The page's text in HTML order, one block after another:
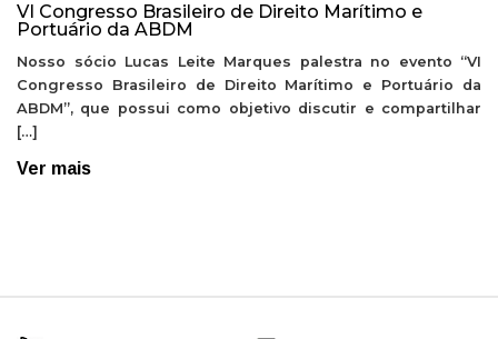
VI Congresso Brasileiro de Direito Marítimo e
Portuário da ABDM
Nosso sócio Lucas Leite Marques palestra no evento “VI
Congresso Brasileiro de Direito Marítimo e Portuário da
ABDM”, que possui como objetivo discutir e compartilhar
[…]
Ver mais